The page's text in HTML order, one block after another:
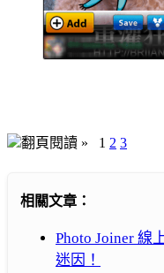
翻頁閱讀 » 1 2 3
相關文章：
Photo Joiner 線
迷因！